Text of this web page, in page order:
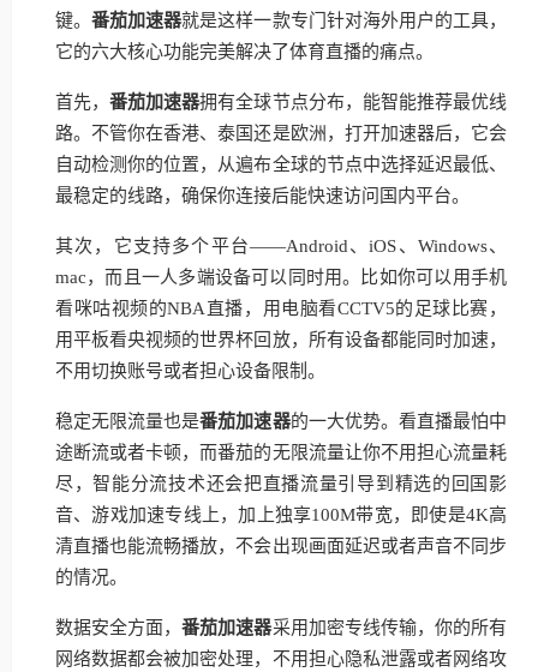
键。番茄加速器就是这样一款专门针对海外用户的工具，
它的六大核心功能完美解决了体育直播的痛点。
首先，番茄加速器拥有全球节点分布，能智能推荐最优线
路。不管你在香港、泰国还是欧洲，打开加速器后，它会
自动检测你的位置，从遍布全球的节点中选择延迟最低、
最稳定的线路，确保你连接后能快速访问国内平台。
其次，它支持多个平台——Android、iOS、Windows、
mac，而且一人多端设备可以同时用。比如你可以用手机
看咪咕视频的NBA直播，用电脑看CCTV5的足球比赛，
用平板看央视频的世界杯回放，所有设备都能同时加速，
不用切换账号或者担心设备限制。
稳定无限流量也是番茄加速器的一大优势。看直播最怕中
途断流或者卡顿，而番茄的无限流量让你不用担心流量耗
尽，智能分流技术还会把直播流量引导到精选的回国影
音、游戏加速专线上，加上独享100M带宽，即使是4K高
清直播也能流畅播放，不会出现画面延迟或者声音不同步
的情况。
数据安全方面，番茄加速器采用加密专线传输，你的所有
网络数据都会被加密处理，不用担心隐私泄露或者网络攻